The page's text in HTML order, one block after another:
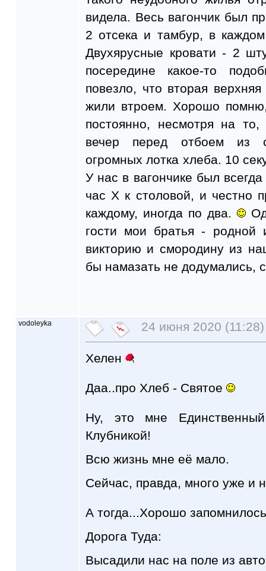
видела. Весь вагончик был
2 отсека и тамбур, в
Двухярусные кровати - 2
посередине какое-то
повезло, что вторая
жили втроем. Хорошо
постоянно, несмотря на
вечер перед отбоем из
огромных лотка хлеба. 10
У нас в вагончике был
час X к столовой, и честно
каждому, иногда по два.
гости мои братья - родной
викторию и смородину из
бы намазать не додумались,
vodoleyka 24 июня 2020 (11:28)
Хелен
Даа..про Хлеб - Святое
Ну, это мне
Клубникой!
Всю жизнь мне её мало.
Сейчас, правда, много уже и
А тогда...Хорошо
Дорога Туда:
Высадили нас на поле из